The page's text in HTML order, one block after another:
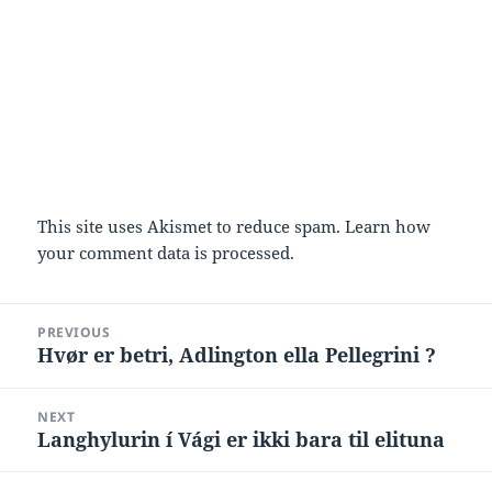
This site uses Akismet to reduce spam.Learn how
your comment data is processed.
navigation
PREVIOUS
Previous
Hvør er betri, Adlington ella Pellegrini ?
NEXT
Next
Langhylurin í Vági er ikki bara til elituna